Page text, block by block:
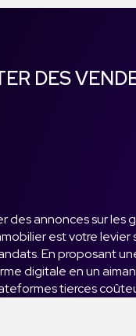
DES
annonces sur les
est votre
En proposant
digitale en un
tierces